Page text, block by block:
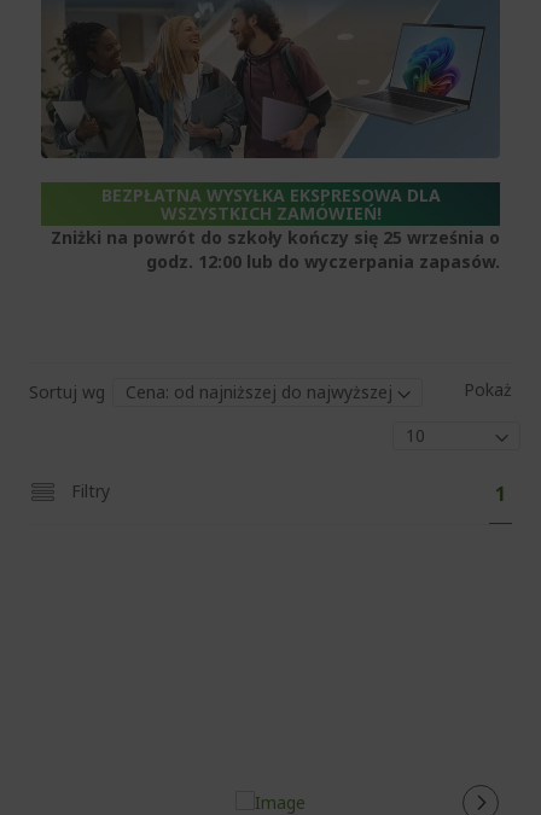
BEZPŁATNA WYSYŁKA EKSPRESOWA DLA
WSZYSTKICH ZAMÓWIEŃ!
Zniżki na powrót do szkoły kończy się 25 września o
godz. 12:00 lub do wyczerpania zapasów.
Sortuj wg Pokaż
Filtry 1